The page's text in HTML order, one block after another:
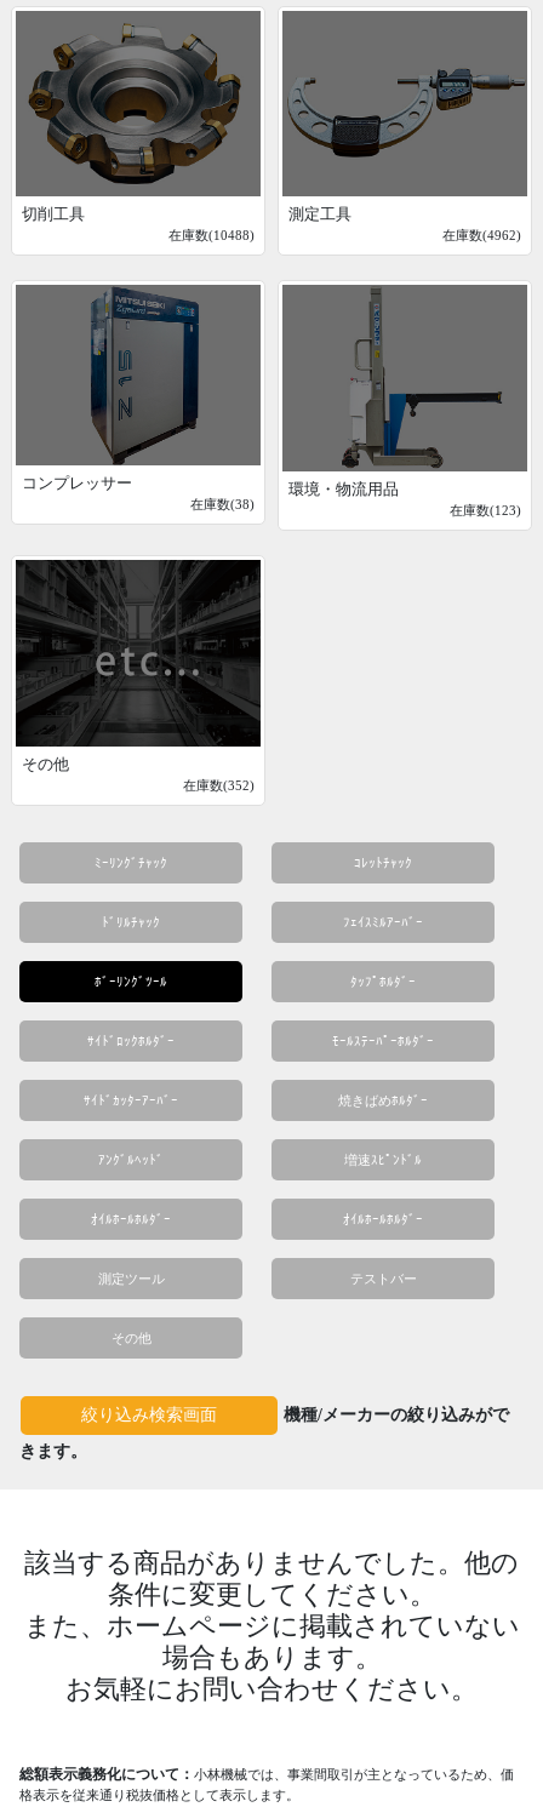
切削工具
在庫数(10488)
測定工具
在庫数(4962)
コンプレッサー
在庫数(38)
環境・物流用品
在庫数(123)
その他
在庫数(352)
ﾐｰﾘﾝｸﾞﾁｬｯｸ ｺﾚｯﾄﾁｬｯｸ
ﾄﾞﾘﾙﾁｬｯｸ ﾌｪｲｽﾐﾙｱｰﾊﾞｰ
ﾎﾞｰﾘﾝｸﾞﾂｰﾙ ﾀｯﾌﾟﾎﾙﾀﾞｰ
ｻｲﾄﾞﾛｯｸﾎﾙﾀﾞｰ ﾓｰﾙｽﾃｰﾊﾟｰﾎﾙﾀﾞｰ
ｻｲﾄﾞｶｯﾀｰｱｰﾊﾞｰ 焼きばめﾎﾙﾀﾞｰ
ｱﾝｸﾞﾙﾍｯﾄﾞ 増速ｽﾋﾟﾝﾄﾞﾙ
ｵｲﾙﾎｰﾙﾎﾙﾀﾞｰ ｵｲﾙﾎｰﾙﾎﾙﾀﾞｰ
測定ツール テストバー
その他
絞り込み検索画面 機種/メーカーの絞り込みがで
きます。
該当する商品がありませんでした。他の
条件に変更してください。
また、ホームページに掲載されていない
場合もあります。
お気軽にお問い合わせください。
総額表示義務化について： 小林機械では、事業間取引が主となっているため、価
格表示を従来通り税抜価格として表示します。